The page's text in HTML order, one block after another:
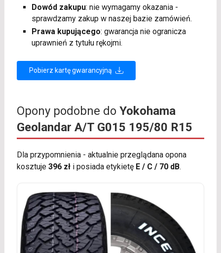
Dowód zakupu: nie wymagamy okazania -
sprawdzamy zakup w naszej bazie zamówień.
Prawa kupującego: gwarancja nie ogranicza
uprawnień z tytułu rękojmi.
Pobierz kartę gwarancyjną
Opony podobne do Yokohama
Geolandar A/T G015 195/80 R15
Dla przypomnienia - aktualnie przeglądana opona
kosztuje 396 złi posiada etykietę E / C / 70 dB.